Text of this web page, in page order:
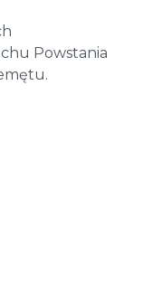
Powstania